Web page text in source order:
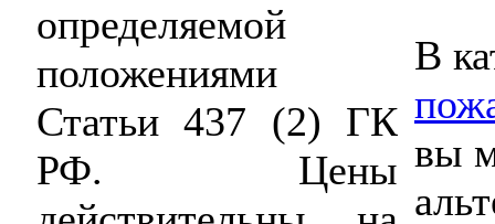
определяемой
положениями
Статьи 437 (2) ГК
РФ. Цены
В
вы